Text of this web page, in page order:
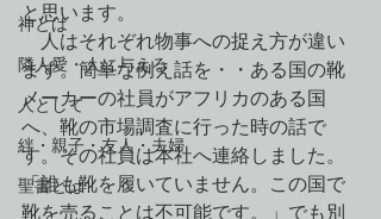
神とは
隣人愛・人に与える
人として
絆・親子・友人・夫婦
聖書とは
と思います。
人はそれぞれ物事への捉え方が違い
ます。簡単な例え話を・・ある国の靴
メーカーの社員がアフリカのある国
へ、靴の市場調査に行った時の話で
す。その社員は本社へ連絡しました。
「誰も靴を履いていません。この国で
靴を売ることは不可能です。」でも別